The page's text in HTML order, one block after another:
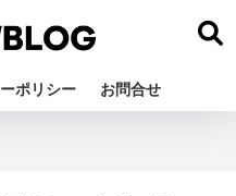
ポリシー お問合せ